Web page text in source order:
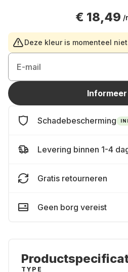
€ 18,49 /
Deze kleur is momenteel
E-mail
Informeer
Schadebescherming
Levering binnen 1-4
Gratis retourneren
Geen borg vereist
TYPE